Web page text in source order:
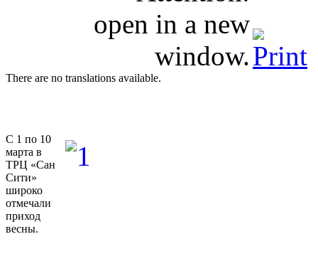
There are no translations available.
С 1 по 10
марта в
ТРЦ «Сан
Сити»
широко
отмечали
приход
весны.